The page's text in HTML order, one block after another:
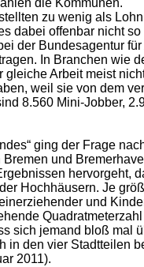
die Kommunen.
zu wenig als
dabei offenbar nicht
der Bundesagentur
In Branchen wie
Arbeit meist
weil sie von dem
8.560 Mini-Jobber,
ging der Frage
und
hervorgeht,
Hochhäusern. Je
und
sich jemand bloß mal
den vier Stadtteilen
2011).